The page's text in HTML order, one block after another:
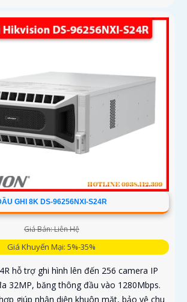
GHI 8K DS-96256NXI-S24R
Giá Bán: Liên Hệ
Giá Khuyến Mại: 5%-35%
hỗ trợ ghi hình lên đến 256 camera IP
32MP, băng thông đầu vào 1280Mbps.
giúp nhận diện khuôn mặt, bảo vệ chu